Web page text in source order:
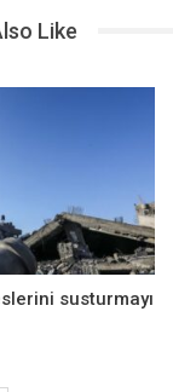
Like
susturmayı